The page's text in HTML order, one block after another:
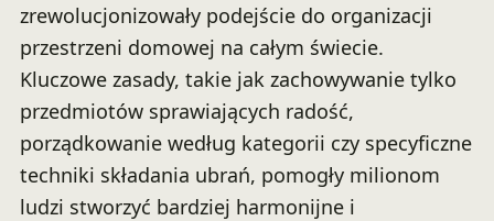
zrewolucjonizowały podejście do organizacji
przestrzeni domowej na całym świecie.
Kluczowe zasady, takie jak zachowywanie tylko
przedmiotów sprawiających radość,
porządkowanie według kategorii czy specyficzne
techniki składania ubrań, pomogły milionom
ludzi stworzyć bardziej harmonijne i